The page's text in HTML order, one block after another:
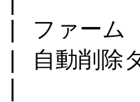
| ファー
| 自動削除